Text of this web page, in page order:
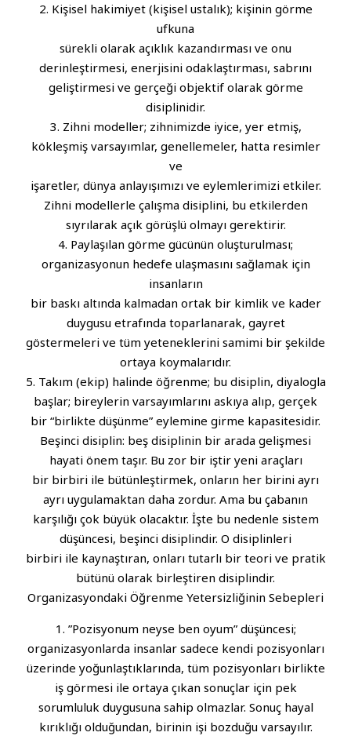
2. Kişisel hakimiyet (kişisel ustalık); kişinin görme
ufkuna
sürekli olarak açıklık kazandırması ve onu
derinleştirmesi, enerjisini odaklaştırması, sabrını
geliştirmesi ve gerçeği objektif olarak görme
disiplinidir.
3. Zihni modeller; zihnimizde iyice, yer etmiş,
kökleşmiş varsayımlar, genellemeler, hatta resimler
ve
işaretler, dünya anlayışımızı ve eylemlerimizi etkiler.
Zihni modellerle çalışma disiplini, bu etkilerden
sıyrılarak açık görüşlü olmayı gerektirir.
4. Paylaşılan görme gücünün oluşturulması;
organizasyonun hedefe ulaşmasını sağlamak için
insanların
bir baskı altında kalmadan ortak bir kimlik ve kader
duygusu etrafında toparlanarak, gayret
göstermeleri ve tüm yeteneklerini samimi bir şekilde
ortaya koymalarıdır.
5. Takım (ekip) halinde öğrenme; bu disiplin, diyalogla
başlar; bireylerin varsayımlarını askıya alıp, gerçek
bir “birlikte düşünme” eylemine girme kapasitesidir.
Beşinci disiplin: beş disiplinin bir arada gelişmesi
hayati önem taşır. Bu zor bir iştir yeni araçları
bir birbiri ile bütünleştirmek, onların her birini ayrı
ayrı uygulamaktan daha zordur. Ama bu çabanın
karşılığı çok büyük olacaktır. İşte bu nedenle sistem
düşüncesi, beşinci disiplindir. O disiplinleri
birbiri ile kaynaştıran, onları tutarlı bir teori ve pratik
bütünü olarak birleştiren disiplindir.
Organizasyondaki Öğrenme Yetersizliğinin Sebepleri
1. ”Pozisyonum neyse ben oyum” düşüncesi;
organizasyonlarda insanlar sadece kendi pozisyonları
üzerinde yoğunlaştıklarında, tüm pozisyonları birlikte
iş görmesi ile ortaya çıkan sonuçlar için pek
sorumluluk duygusuna sahip olmazlar. Sonuç hayal
kırıklığı olduğundan, birinin işi bozduğu varsayılır.